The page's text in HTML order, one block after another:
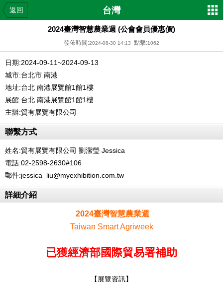
返回 台灣
2024臺灣智慧農業週 (公會會員優惠價)
發佈時間:2024-08-30 14:13 點擊:1062
日期:2024-09-11~2024-09-13
城市:台北市 南港
地址:台北 南港展覽館1館1樓
展館:台北 南港展覽館1館1樓
主辦:貿有展覽有限公司
聯繫方式
姓名:貿有展覽有限公司 劉潔瑩 Jessica
電話:02-2598-2630#106
郵件:jessica_liu@myexhibition.com.tw
詳細介紹
2024臺灣智慧農業週
Taiwan Smart Agriweek
已獲經濟部國際貿易署補助
【展覽資訊】